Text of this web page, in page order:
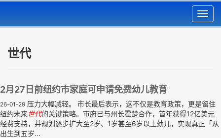
世代
2月27日前纽约市家庭可申请免费幼儿教育
26-01-29 压力大幅减轻。 市长最后表示，这不仅是教育政策，更是留住
纽约未来世代的关键策略。市府已与州长霍楚合作，首年获得12亿美元
经费支持，并规划逐步扩大至2岁、1岁甚至6岁以上幼儿，实现真正「从
出生到五岁...